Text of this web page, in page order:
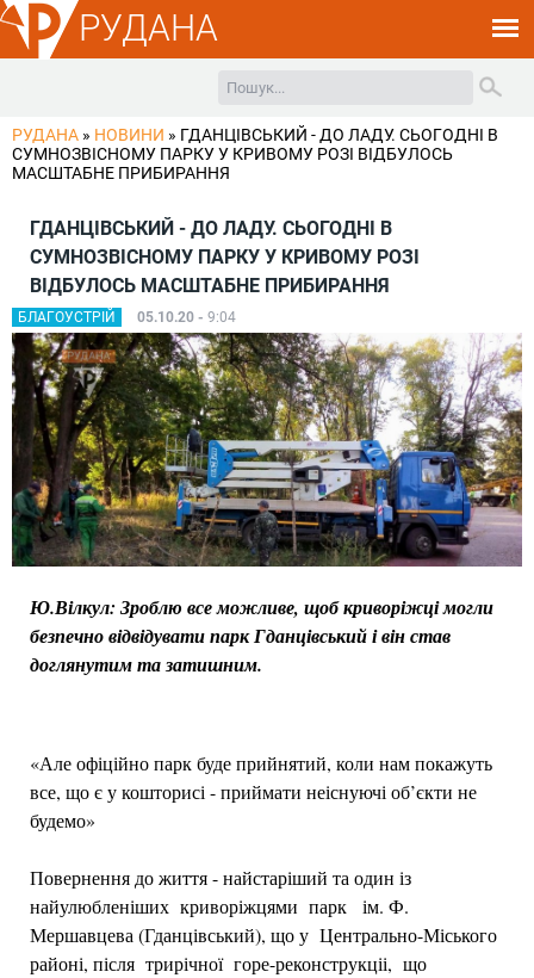
РУДАНА
РУДАНА » НОВИНИ » ГДАНЦІВСЬКИЙ - ДО ЛАДУ. СЬОГОДНІ В
СУМНОЗВІСНОМУ ПАРКУ У КРИВОМУ РОЗІ ВІДБУЛОСЬ
МАСШТАБНЕ ПРИБИРАННЯ
ГДАНЦІВСЬКИЙ - ДО ЛАДУ. СЬОГОДНІ В
СУМНОЗВІСНОМУ ПАРКУ У КРИВОМУ РОЗІ
ВІДБУЛОСЬ МАСШТАБНЕ ПРИБИРАННЯ
БЛАГОУСТРІЙ 05.10.20 - 9:04
Ю.Вілкул: Зроблю все можливе, щоб криворіжці могли
безпечно відвідувати парк Гданцівський і він став
доглянутим та затишним.
«Але офіційно парк буде прийнятий, коли нам покажуть
все, що є у кошторисі - приймати неіснуючі об’єкти не
будемо»
Повернення до життя - найстаріший та один із
найулюбленіших криворіжцями парк ім. Ф.
Мершавцева (Гданцівський), що у Центрально-Міського
районі, після трирічної горе-реконструкціі, що